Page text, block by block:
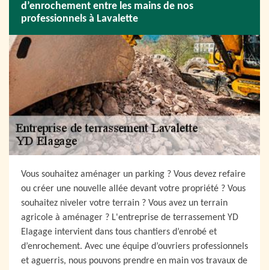
d’enrochement entre les mains de nos
professionnels à Lavalette
Vous souhaitez aménager un parking ? Vous devez refaire
ou créer une nouvelle allée devant votre propriété ? Vous
souhaitez niveler votre terrain ? Vous avez un terrain
agricole à aménager ? L'entreprise de terrassement YD
Elagage intervient dans tous chantiers d’enrobé et
d’enrochement. Avec une équipe d’ouvriers professionnels
et aguerris, nous pouvons prendre en main vos travaux de